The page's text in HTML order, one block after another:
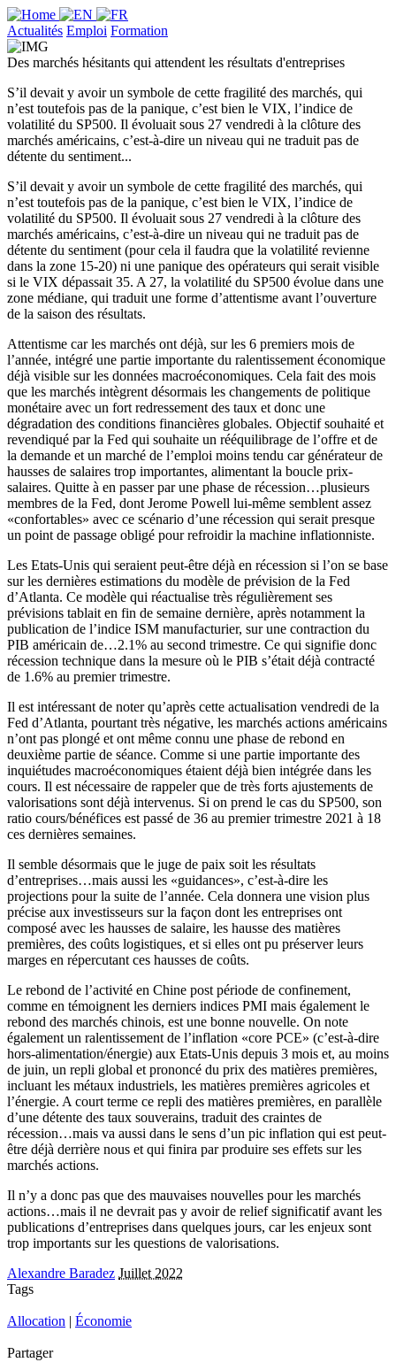
Actualités Emploi Formation
Des marchés hésitants qui attendent les résultats d'entreprises
S’il devait y avoir un symbole de cette fragilité des marchés, qui
n’est toutefois pas de la panique, c’est bien le VIX, l’indice de
volatilité du SP500. Il évoluait sous 27 vendredi à la clôture des
marchés américains, c’est-à-dire un niveau qui ne traduit pas de
détente du sentiment...
S’il devait y avoir un symbole de cette fragilité des marchés, qui
n’est toutefois pas de la panique, c’est bien le VIX, l’indice de
volatilité du SP500. Il évoluait sous 27 vendredi à la clôture des
marchés américains, c’est-à-dire un niveau qui ne traduit pas de
détente du sentiment (pour cela il faudra que la volatilité revienne
dans la zone 15-20) ni une panique des opérateurs qui serait visible
si le VIX dépassait 35. A 27, la volatilité du SP500 évolue dans une
zone médiane, qui traduit une forme d’attentisme avant l’ouverture
de la saison des résultats.
Attentisme car les marchés ont déjà, sur les 6 premiers mois de
l’année, intégré une partie importante du ralentissement économique
déjà visible sur les données macroéconomiques. Cela fait des mois
que les marchés intègrent désormais les changements de politique
monétaire avec un fort redressement des taux et donc une
dégradation des conditions financières globales. Objectif souhaité et
revendiqué par la Fed qui souhaite un rééquilibrage de l’offre et de
la demande et un marché de l’emploi moins tendu car générateur de
hausses de salaires trop importantes, alimentant la boucle prix-
salaires. Quitte à en passer par une phase de récession…plusieurs
membres de la Fed, dont Jerome Powell lui-même semblent assez
«confortables» avec ce scénario d’une récession qui serait presque
un point de passage obligé pour refroidir la machine inflationniste.
Les Etats-Unis qui seraient peut-être déjà en récession si l’on se base
sur les dernières estimations du modèle de prévision de la Fed
d’Atlanta. Ce modèle qui réactualise très régulièrement ses
prévisions tablait en fin de semaine dernière, après notamment la
publication de l’indice ISM manufacturier, sur une contraction du
PIB américain de…2.1% au second trimestre. Ce qui signifie donc
récession technique dans la mesure où le PIB s’était déjà contracté
de 1.6% au premier trimestre.
Il est intéressant de noter qu’après cette actualisation vendredi de la
Fed d’Atlanta, pourtant très négative, les marchés actions américains
n’ont pas plongé et ont même connu une phase de rebond en
deuxième partie de séance. Comme si une partie importante des
inquiétudes macroéconomiques étaient déjà bien intégrée dans les
cours. Il est nécessaire de rappeler que de très forts ajustements de
valorisations sont déjà intervenus. Si on prend le cas du SP500, son
ratio cours/bénéfices est passé de 36 au premier trimestre 2021 à 18
ces dernières semaines.
Il semble désormais que le juge de paix soit les résultats
d’entreprises…mais aussi les «guidances», c’est-à-dire les
projections pour la suite de l’année. Cela donnera une vision plus
précise aux investisseurs sur la façon dont les entreprises ont
composé avec les hausses de salaire, les hausse des matières
premières, des coûts logistiques, et si elles ont pu préserver leurs
marges en répercutant ces hausses de coûts.
Le rebond de l’activité en Chine post période de confinement,
comme en témoignent les derniers indices PMI mais également le
rebond des marchés chinois, est une bonne nouvelle. On note
également un ralentissement de l’inflation «core PCE» (c’est-à-dire
hors-alimentation/énergie) aux Etats-Unis depuis 3 mois et, au moins
de juin, un repli global et prononcé du prix des matières premières,
incluant les métaux industriels, les matières premières agricoles et
l’énergie. A court terme ce repli des matières premières, en parallèle
d’une détente des taux souverains, traduit des craintes de
récession…mais va aussi dans le sens d’un pic inflation qui est peut-
être déjà derrière nous et qui finira par produire ses effets sur les
marchés actions.
Il n’y a donc pas que des mauvaises nouvelles pour les marchés
actions…mais il ne devrait pas y avoir de relief significatif avant les
publications d’entreprises dans quelques jours, car les enjeux sont
trop importants sur les questions de valorisations.
Alexandre Baradez Juillet 2022
Tags
Allocation | Économie
Partager